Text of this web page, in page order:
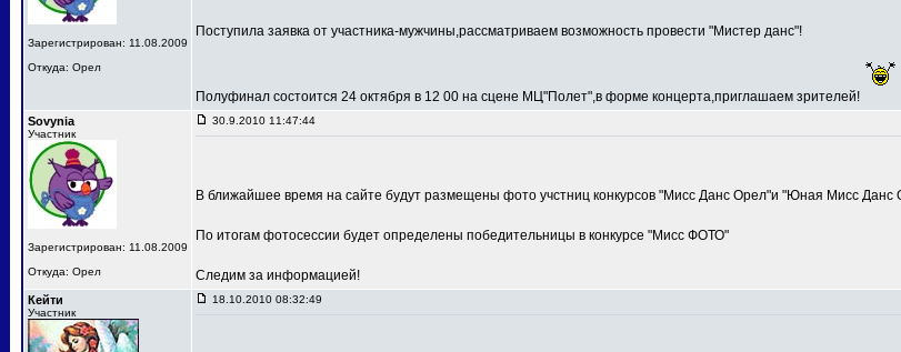
Зарегистрирован: 11.08.2009
Откуда: Орел
Поступила заявка от участника-мужчины,рассматриваем возможность провести "Мистер данс"!
Полуфинал состоится 24 октября в 12 00 на сцене МЦ"Полет",в форме концерта,приглашаем зрителей!
Sovynia
Участник
Зарегистрирован: 11.08.2009
Откуда: Орел
30.9.2010 11:47:44
В ближайшее время на сайте будут размещены фото учстниц конкурсов "Мисс Данс Орел"и "Юная Мисс
По итогам фотосессии будет определены победительницы в конкурсе "Мисс ФОТО"
Следим за информацией!
Кейти
Участник
18.10.2010 08:32:49